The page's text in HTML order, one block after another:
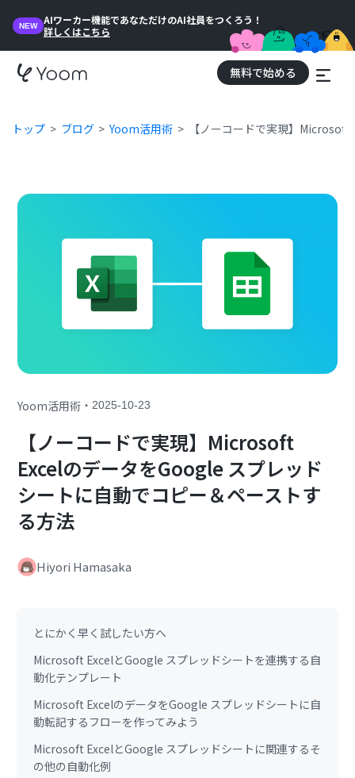
NEW
AIワーカー機能であなただけのAI社員をつくろう！
詳しくはこちら
無料で始める
トップ ブログ Yoom活用術 【ノーコードで実現】
Yoom活用術 ・2025-10-23
【ノーコードで実現】Microsoft
ExcelのデータをGoogle スプレッド
シートに自動でコピー＆ペーストす
る方法
Hiyori Hamasaka
とにかく早く試したい方へ
Microsoft ExcelとGoogle スプレッドシートを連携する自
動化テンプレート
Microsoft ExcelのデータをGoogle スプレッドシートに自
動転記するフローを作ってみよう
Microsoft ExcelとGoogle スプレッドシートに関連するそ
の他の自動化例